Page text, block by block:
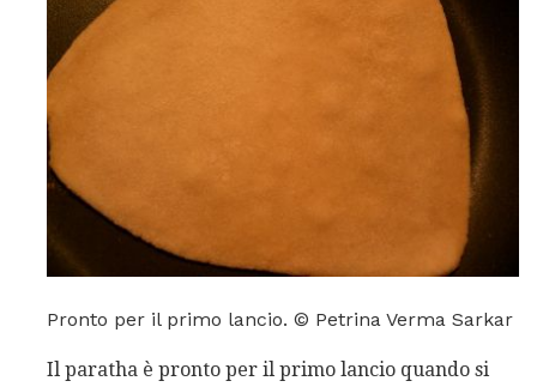
Pronto per il primo lancio. © Petrina Verma Sarkar
Il paratha è pronto per il primo lancio quando si